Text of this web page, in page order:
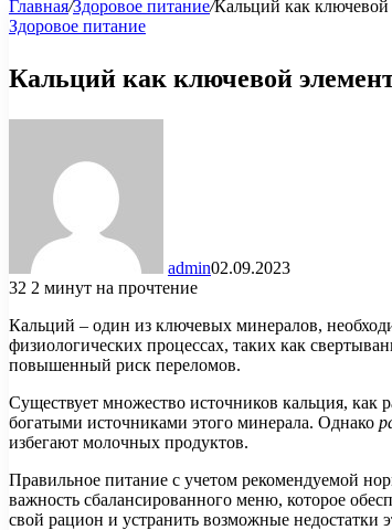
Главная/Здоровое питание/Кальций как ключевой
Здоровое питание
Кальций как ключевой
admin02.09.2023
32 2 минут на прочтение
Кальций – один из ключевых минералов,
физиологических процессах, таких как
повышенный риск переломов.
Существует множество источников кальция, как
богатыми источниками этого минерала. Однако
избегают молочных продуктов.
Правильное питание с учетом рекомендуемой
важность сбалансированного меню, которое
свой рацион и устранить возможные недостатки